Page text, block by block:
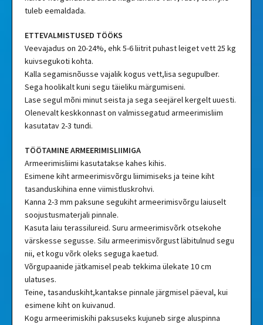
tuleb eemaldada.
ETTEVALMISTUSED TÖÖKS
Veevajadus on 20-24%, ehk 5-6 liitrit puhast leiget vett 25 kg
kuivsegukoti kohta.
Kalla segamisnõusse vajalik kogus vett,lisa segupulber.
Sega hoolikalt kuni segu täieliku märgumiseni.
Lase segul mõni minut seista ja sega seejärel kergelt uuesti.
Olenevalt keskkonnast on valmissegatud armeerimisliim
kasutatav 2-3 tundi.
TÖÖTAMINE ARMEERIMISLIIMIGA
Armeerimisliimi kasutatakse kahes kihis.
Esimene kiht armeerimisvõrgu liimimiseks ja teine kiht
tasanduskihina enne viimistluskrohvi.
Kanna 2-3 mm paksune segukiht armeerimisvõrgu laiuselt
soojustusmaterjali pinnale.
Kasuta laiu terassilureid. Suru armeerimisvõrk otsekohe
värskesse segusse. Silu armeerimisvõrgust läbitulnud segu
nii, et kogu võrk oleks seguga kaetud.
Võrgupaanide jätkamisel peab tekkima ülekate 10 cm
ulatuses.
Teine, tasanduskiht,kantakse pinnale järgmisel päeval, kui
esimene kiht on kuivanud.
Kogu armeerimiskihi paksuseks kujuneb sirge aluspinna